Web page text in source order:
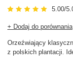
5.00/
+ Dodaj do porównania
Orzeźwiający
z polskich plantacji.